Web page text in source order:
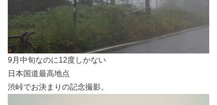
9月中旬なのに12度しかない
日本国道最高地点
渋峠でお決まりの記念撮影。